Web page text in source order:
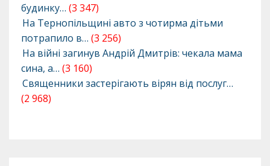
будинку… (3 347)
На Тернопільщині авто з чотирма дітьми
потрапило в… (3 256)
На війні загинув Андрій Дмитрів: чекала мама
сина, а… (3 160)
Священники застерігають вірян від послуг…
(2 968)